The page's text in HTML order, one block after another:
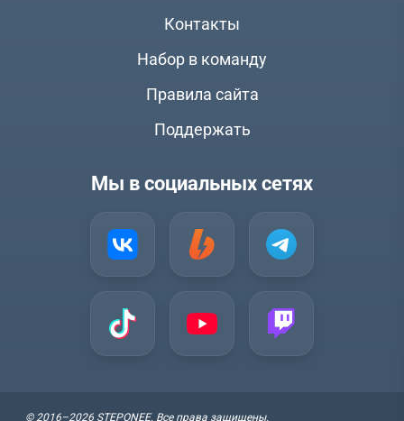
Контакты
Набор в команду
Правила сайта
Поддержать
Мы в социальных сетях
© 2016–2026 STEPONEE. Все права защищены.